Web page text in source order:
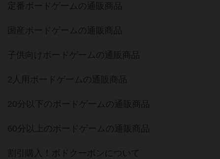
定番ボードゲームの通販商品
国産ボードゲームの通販商品
子供向けボードゲームの通販商品
2人用ボードゲームの通販商品
20分以下のボードゲームの通販商品
60分以上のボードゲームの通販商品
割引購入！ボドクーポンについて